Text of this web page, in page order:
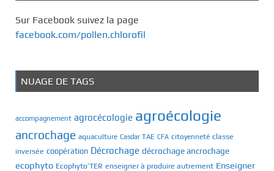
Sur Facebook suivez la page
facebook.com/pollen.chlorofil
NUAGE DE TAGS
accompagnement agrocécologie agroécologie
ancrochage aquaculture Casdar TAE CFA citoyenneté classe
inversée coopération Décrochage décrochage ancrochage
ecophyto Ecophyto’TER enseigner à produire autrement Enseigner